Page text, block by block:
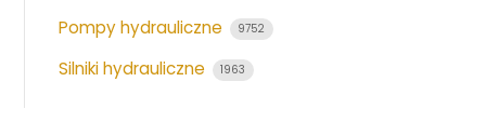
Pompy hydrauliczne 9752
Silniki hydrauliczne 1963